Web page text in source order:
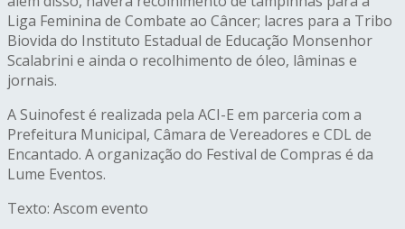
Liga Feminina de Combate ao Câncer; lacres para a Tribo
Biovida do Instituto Estadual de Educação Monsenhor
Scalabrini e ainda o recolhimento de óleo, lâminas e
jornais.
A Suinofest é realizada pela ACI-E em parceria com a
Prefeitura Municipal, Câmara de Vereadores e CDL de
Encantado. A organização do Festival de Compras é da
Lume Eventos.
Texto: Ascom evento